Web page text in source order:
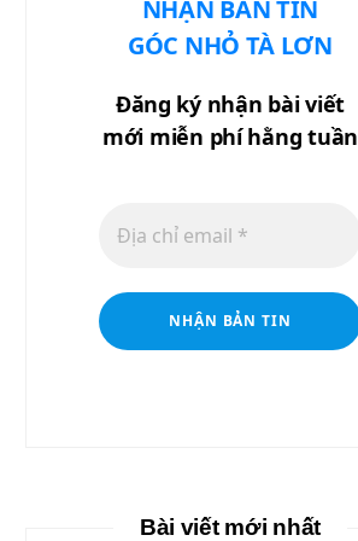
NHẬN BẢN TIN
GÓC NHỎ TÀ LƠN
Đăng ký nhận bài viết
mới miễn phí hằng tuần
Bài viết mới nhất